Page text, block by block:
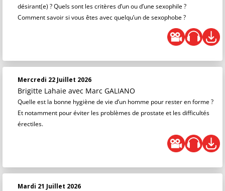
désirant(e) ? Quels sont les critères d’un ou d’une sexophile ?
Comment savoir si vous êtes avec quelqu’un de sexophobe ?
Mercredi 22 Juillet 2026
Brigitte Lahaie avec Marc GALIANO
Quelle est la bonne hygiène de vie d’un homme pour rester en forme ?
Et notamment pour éviter les problèmes de prostate et les difficultés
érectiles.
Mardi 21 Juillet 2026